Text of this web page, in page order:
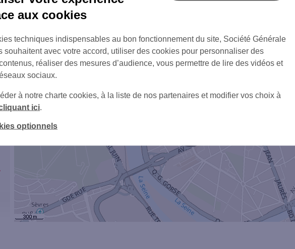
5
aux cookies
techniques indispensables au bon fonctionnement du site, Société Générale
souhaitent avec votre accord, utiliser des cookies pour personnaliser des
réaliser des mesures d’audience, vous permettre de lire des vidéos et
sociaux.
à notre charte cookies, à la liste de nos partenaires et modifier vos choix à
ici.
optionnels